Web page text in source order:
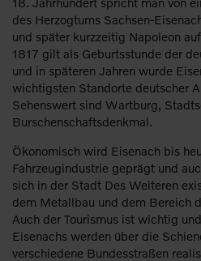
des Herzogtums Sachsen-
und später kurzzeitig Napoleon
1817 gilt als Geburtsstunde der
und in späteren Jahren wurde
wichtigsten Standorte deutscher
Sehenswert sind Wartburg,
Burschenschaftsdenkmal.
Ökonomisch wird Eisenach bis
Fahrzeugindustrie geprägt und
sich in der Stadt Des Weiteren
dem Metallbau und dem Bereich
Auch der Tourismus ist wichtig
Eisenachs werden über die
verschiedene Bundesstraßen